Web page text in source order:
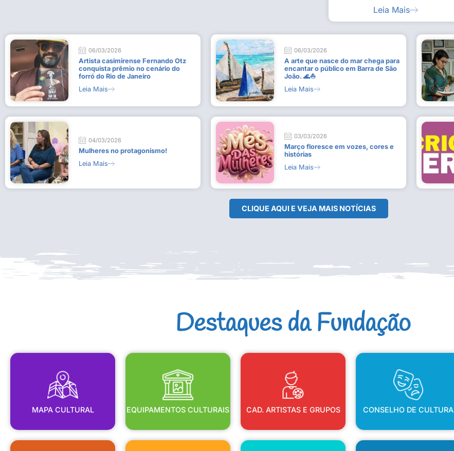
Leia Mais
06/03/2026
Artista casimirense Fernando Otz
conquista prêmio no cenário do
forró do Rio de Janeiro
Leia Mais
06/03/2026
A arte que nasce do mar chega para
encantar o público em Barra de São
João. 🌊⛵
Leia Mais
04/03/2026
Mulheres no protagonismo!
Leia Mais
03/03/2026
Março floresce em vozes, cores e
histórias
Leia Mais
CLIQUE AQUI E VEJA MAIS NOTÍCIAS
Destaques da Fundação
MAPA CULTURAL
MAPA CULTURAL
EQUIPAMENTOS CULTURAIS
EQUIPAMENTOS CULTURAIS
CAD. ARTISTAS E GRUPOS
CAD. ARTISTAS E GRUPOS
CONSELHO DE CULTURA
CONSELHO DE CULTURA